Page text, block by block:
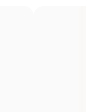
Limitée aux
Non adaptée à
La zone